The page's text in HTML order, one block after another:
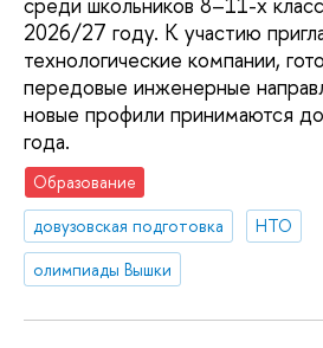
2026/27 году. К участию
технологические компании,
передовые инженерные
новые профили принимаются
года.
Образование
довузовская подготовка
НТО
олимпиады Вышки